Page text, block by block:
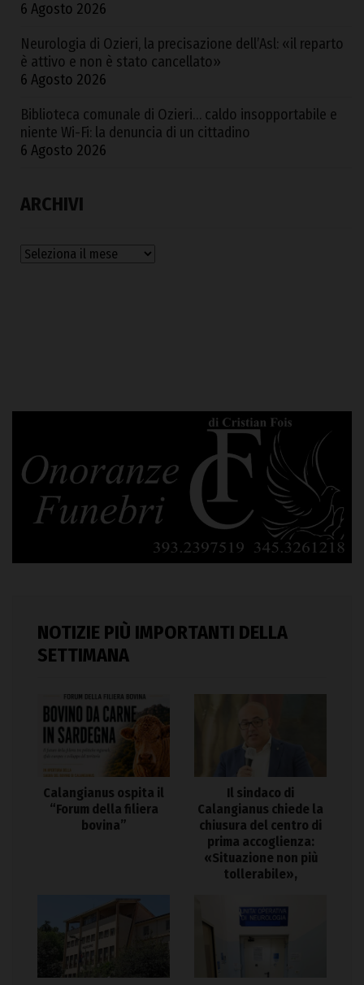
6 Agosto 2026
Neurologia di Ozieri, la precisazione dell’Asl: «il reparto
è attivo e non è stato cancellato»
6 Agosto 2026
Biblioteca comunale di Ozieri… caldo insopportabile e
niente Wi-Fi: la denuncia di un cittadino
6 Agosto 2026
ARCHIVI
Archivi
NOTIZIE PIÙ IMPORTANTI DELLA
SETTIMANA
Calangianus ospita il
“Forum della filiera
bovina”
Il sindaco di
Calangianus chiede la
chiusura del centro di
prima accoglienza:
«Situazione non più
tollerabile»,